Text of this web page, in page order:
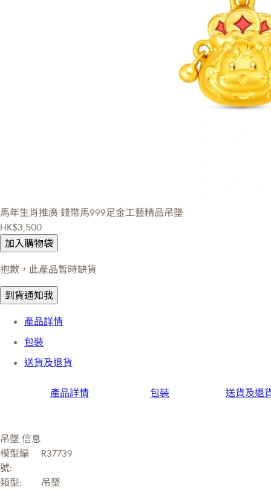
馬年生肖推廣 錢幣馬999足金工藝精品吊墜
HK$3,500
加入購物袋
抱歉，此產品暫時缺貨
到貨通知我
產品詳情
包裝
送貨及退貨
產品詳情 包裝 送貨及退
吊墜 信息
模型編
號:
R37739
類型:
吊墜